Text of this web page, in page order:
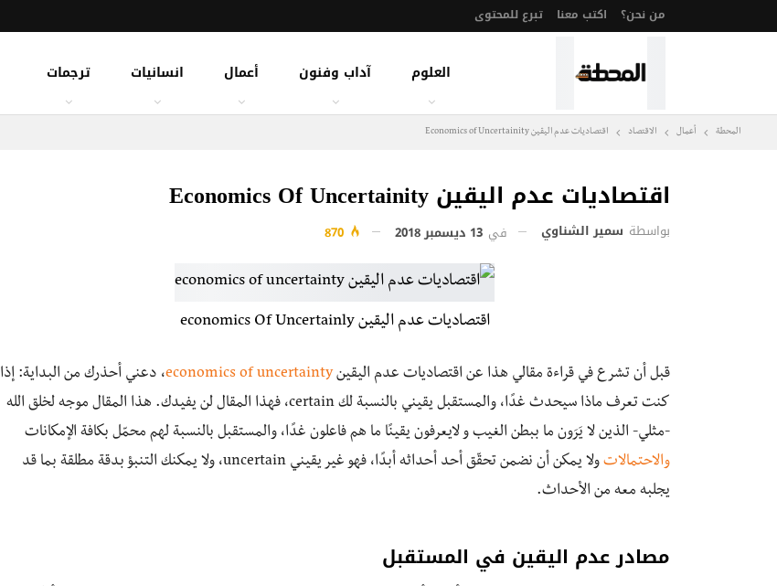
من نحن؟ اكتب معنا تبرع للمحتوى
العلوم آداب وفنون أعمال انسانيات ترجمات
المحطة أعمال الاقتصاد اقتصاديات عدم اليقين Economics of Uncertainity
اقتصاديات عدم اليقين Economics Of Uncertainity
بواسطة سمير الشناوي في 13 ديسمبر 2018
اقتصاديات عدم اليقين economics Of Uncertainly
قبل أن تشرع في قراءة مقالي هذا عن اقتصاديات عدم اليقينeconomics of uncertainty، دعني أحذرك من البداية: إذا
كنت تعرف ماذا سيحدث غدًا، والمستقبل يقيني بالنسبة لك certain، فهذا المقال لن يفيدك. هذا المقال موجه لخلق الله
-مثلي- الذين لا يَرَون ما ببطن الغيب و لايعرفون يقينًا ما هم فاعلون غدًا، والمستقبل بالنسبة لهم محمّل بكافة الإمكانات
والاحتمالات
ولا يمكن أن نضمن تحقّق أحد أحداثه أبدًا، فهو غير يقيني uncertain، ولا يمكنك التنبؤ بدقة مطلقة بما قد
يجلبه معه من الأحداث.
مصادر عدم اليقين في المستقبل